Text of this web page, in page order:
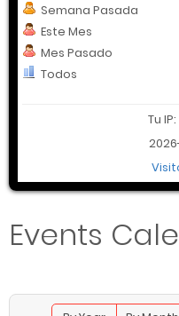
Semana Pasada
Este Mes
Mes Pasado
Todos
Tu
Events